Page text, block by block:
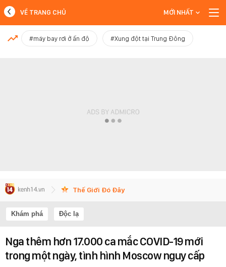
MỚI NHẤT
VỀ TRANG CHỦ MỚI NHẤT
#máy bay rơi ở ấn độ #Xung đột tại Trung Đông
Thế Giới Đó Đây
Khám phá Độc lạ
Nga thêm hơn 17.000 ca mắc COVID-19 mới
trong một ngày, tình hình Moscow nguy cấp